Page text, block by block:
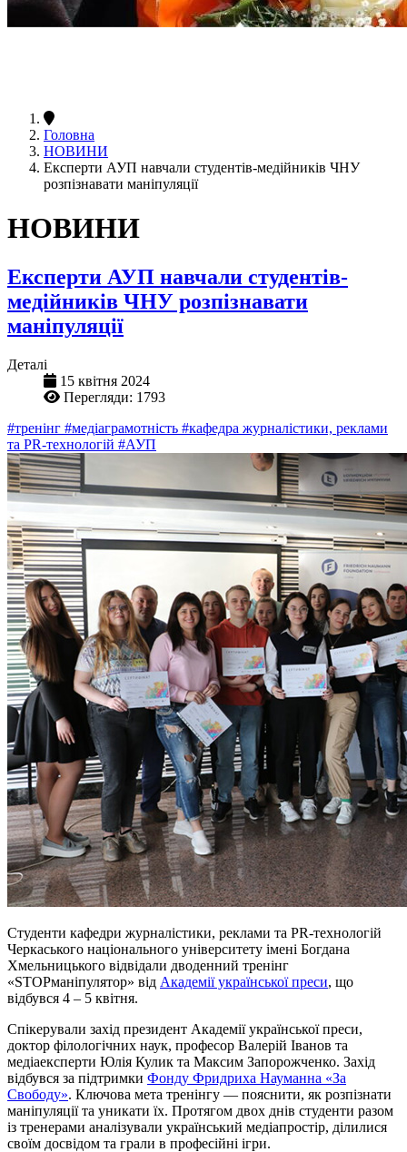
Головна
НОВИНИ
Експерти АУП навчали студентів-медійників ЧНУ
розпізнавати маніпуляції
НОВИНИ
Експерти АУП навчали студентів-
медійників ЧНУ розпізнавати
маніпуляції
Деталі
15 квітня 2024
Перегляди: 1793
#тренінг #медіаграмотність #кафедра журналістики, реклами
та PR-технологій #АУП
Студенти кафедри журналістики, реклами та PR-технологій
Черкаського національного університету імені Богдана
Хмельницького відвідали дводенний тренінг
«STOPманіпулятор» від Академії української преси, що
відбувся 4 – 5 квітня.
Спікерували захід президент Академії української преси,
доктор філологічних наук, професор Валерій Іванов та
медіаексперти Юлія Кулик та Максим Запорожченко. Захід
відбувся за підтримки Фонду Фридриха Науманна «За
Свободу». Ключова мета тренінгу — пояснити, як розпізнати
маніпуляції та уникати їх. Протягом двох днів студенти разом
із тренерами аналізували український медіапростір, ділилися
своїм досвідом та грали в професійні ігри.